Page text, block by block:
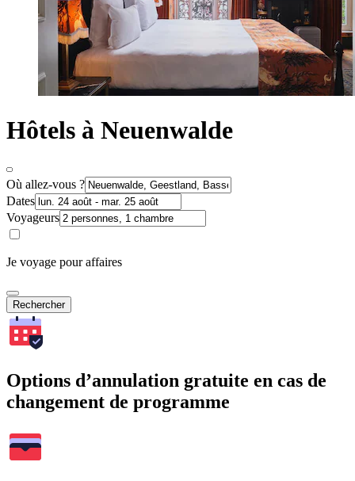
Hôtels à Neuenwalde
Où allez-vous ?
Dates
Voyageurs
Je voyage pour affaires
Rechercher
Options d’annulation gratuite en cas de
changement de programme